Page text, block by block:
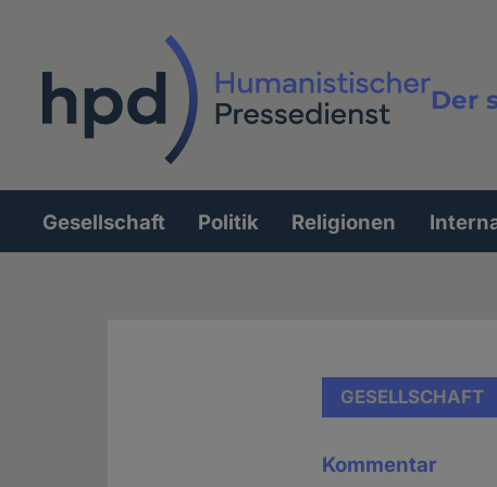
Der
Hauptnavigation
Gesellschaft Politik Religionen
GESELLSCHAFT
Kommentar